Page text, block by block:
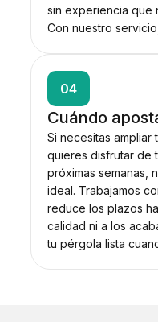
sin experiencia que
Con nuestro
04
Cuándo
Si necesitas
quieres disfrutar de
próximas semanas,
ideal. Trabajamos
reduce los plazos
calidad ni a los
tu pérgola lista